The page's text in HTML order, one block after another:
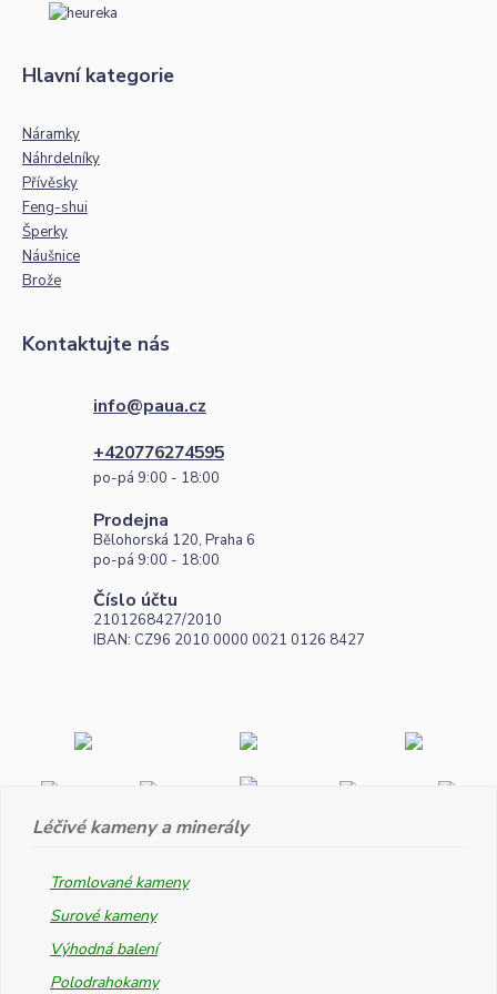
Hlavní kategorie
Náramky
Náhrdelníky
Přívěsky
Feng-shui
Šperky
Náušnice
Brože
Kontaktujte nás
info@paua.cz
+420776274595
po-pá 9:00 - 18:00
Prodejna
Bělohorská 120, Praha 6
po-pá 9:00 - 18:00
Číslo účtu
2101268427/2010
IBAN: CZ96 2010 0000 0021 0126 8427
Léčivé kameny a minerály
Tromlované kameny
Surové kameny
Výhodná balení
Polodrahokamy